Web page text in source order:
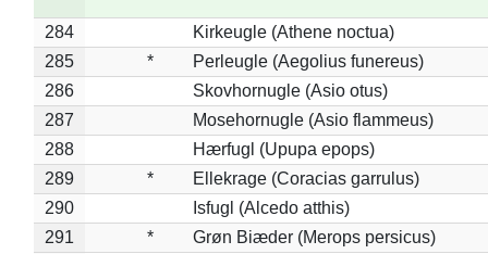
284
Kirkeugle (Athene noctua)
285
*
Perleugle (Aegolius funereus)
286
Skovhornugle (Asio otus)
287
Mosehornugle (Asio flammeus)
288
Hærfugl (Upupa epops)
289
*
Ellekrage (Coracias garrulus)
290
Isfugl (Alcedo atthis)
291
*
Grøn Biæder (Merops persicus)